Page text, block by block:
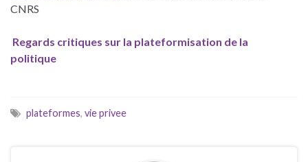
CNRS
Regards critiques sur la plateformisation de la
politique
plateformes, vie privee